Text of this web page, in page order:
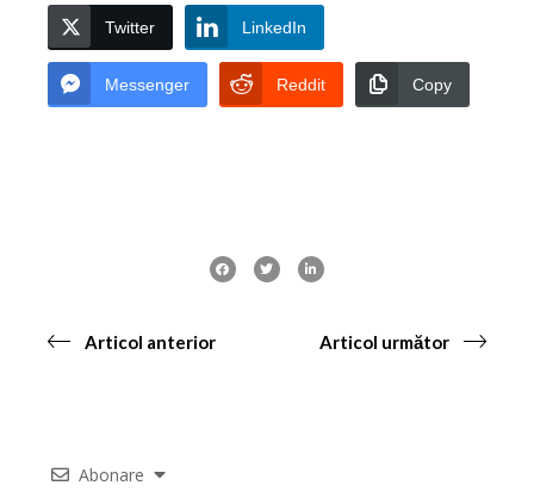
Twitter LinkedIn
Messenger Reddit Copy
Articol anterior Articol următor
Abonare